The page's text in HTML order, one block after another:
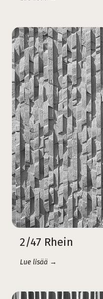
2/47 Rhein
Lue lisää →